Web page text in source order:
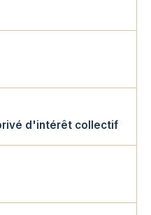
d'intérêt collectif